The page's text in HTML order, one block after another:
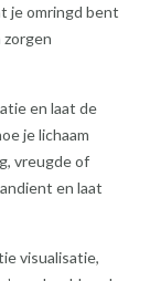
je omringd bent
en laat de
je lichaam
vreugde of
en laat
visualisatie,